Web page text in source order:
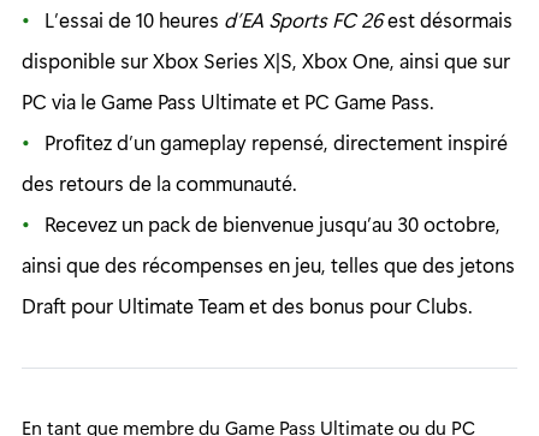
L’essai de 10 heures d’EA Sports FC 26est désormais
disponible sur Xbox Series X|S, Xbox One, ainsi que sur
PC via le Game Pass Ultimate et PC Game Pass.
Profitez d’un gameplay repensé, directement inspiré
des retours de la communauté.
Recevez un pack de bienvenue jusqu’au 30 octobre,
ainsi que des récompenses en jeu, telles que des jetons
Draft pour Ultimate Team et des bonus pour Clubs.
En tant que membre du Game Pass Ultimate ou du PC